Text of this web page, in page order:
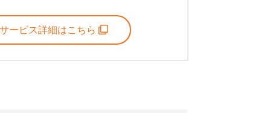
ービス詳細はこちら